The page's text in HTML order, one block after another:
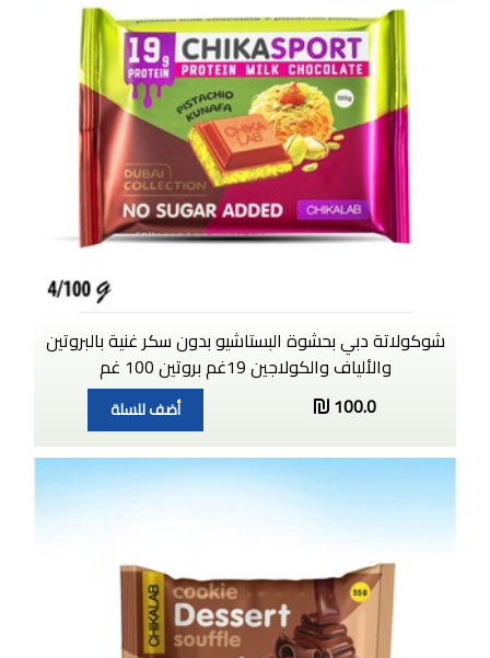
شوكولاتة دبي بحشوة البستاشيو بدون سكر غنية بالبروتين
والألياف والكولاجين 19غم بروتين 100 غم
100.0
أضف للسلة